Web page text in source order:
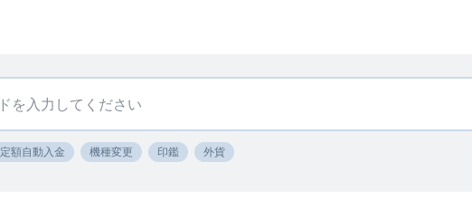
定額自動入金 機種変更 印鑑 外貨